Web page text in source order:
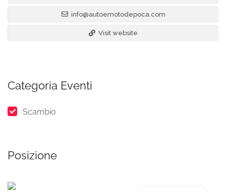
info@autoemotodepoca.com
Visit website
Categoria Eventi
Scambio
Posizione